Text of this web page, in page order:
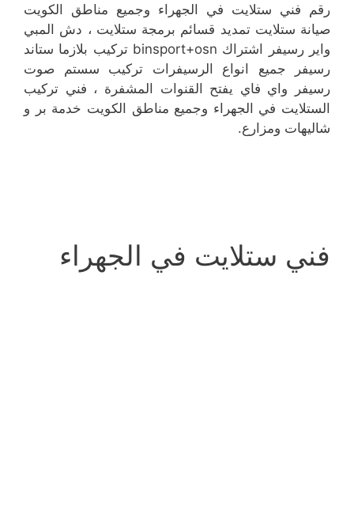
رقم فني ستلايت في الجهراء وجميع مناطق الكويت
صيانة ستلايت تمديد قسائم برمجة ستلايت ، دش المبي
واير رسيفر اشتراك binsport+osn تركيب بلازما ستاند
رسيفر جميع انواع الرسيفرات تركيب سستم صوت
رسيفر واي فاي يفتح القنوات المشفرة ، فني تركيب
الستلايت في الجهراء وجميع مناطق الكويت خدمة بر و
شاليهات ومزارع.
فني ستلايت في الجهراء